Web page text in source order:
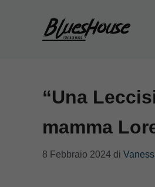
“Una
mamma
8 Febbraio 2024 di